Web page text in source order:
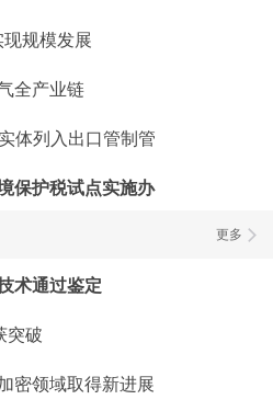
规模发展
全产业链
体列入出口管制管
保护税试点实施办
更多
术通过鉴定
突破
密领域取得新进展